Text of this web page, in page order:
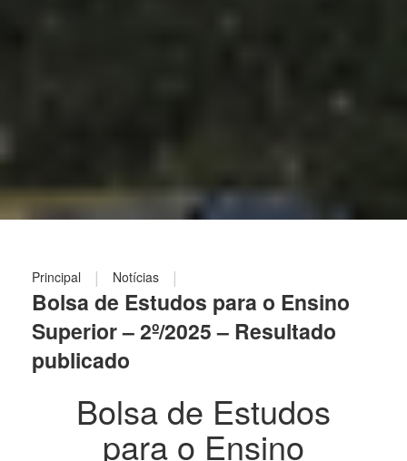
Principal | Notícias |
Bolsa de Estudos para o Ensino
Superior – 2º/2025 – Resultado
publicado
Bolsa de Estudos
para o Ensino